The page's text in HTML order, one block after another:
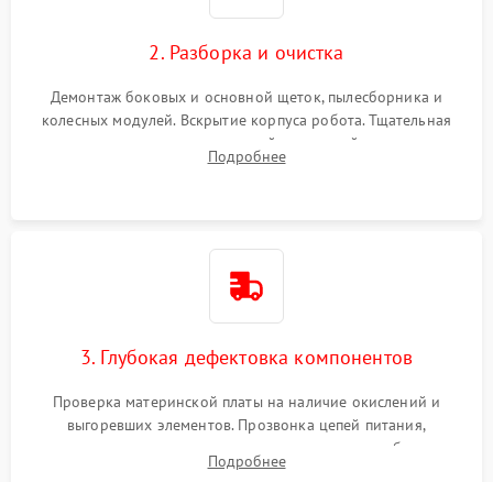
2. Разборка и очистка
Демонтаж боковых и основной щеток, пылесборника и
колесных модулей. Вскрытие корпуса робота. Тщательная
очистка внутренних полостей, шестерней и плат от
скопившейся пыли, волос и шерсти животных с
Подробнее
3. Глубокая дефектовка компонентов
Проверка материнской платы на наличие окислений и
выгоревших элементов. Прозвонка цепей питания,
тестирование приводных моторов колес и турбины
всасывания. Оценка состояния оптических и инфракрасных
Подробнее